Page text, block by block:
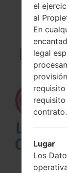
el
al
En
legal
contrato.
Lugar
Los